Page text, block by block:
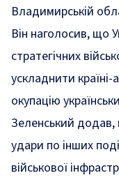
Владимирській
Він наголосив, що
стратегічних
ускладнити
окупацію
Зеленський
удари по інших
військової